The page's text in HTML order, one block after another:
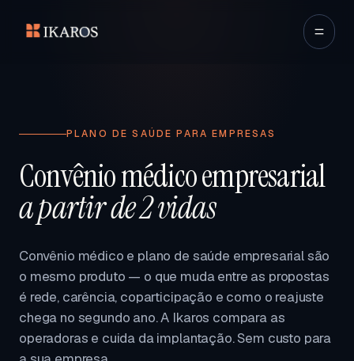
PLANO DE SAÚDE PARA EMPRESAS
Convênio médico empresarial
a partir de 2 vidas
Convênio médico e plano de saúde empresarial são
o mesmo produto — o que muda entre as propostas
é rede, carência, coparticipação e como o reajuste
chega no segundo ano. A Ikaros compara as
operadoras e cuida da implantação. Sem custo para